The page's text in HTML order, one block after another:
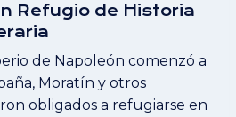
Refugio de Historia
de Napoleón comenzó a
Moratín y otros
obligados a refugiarse en